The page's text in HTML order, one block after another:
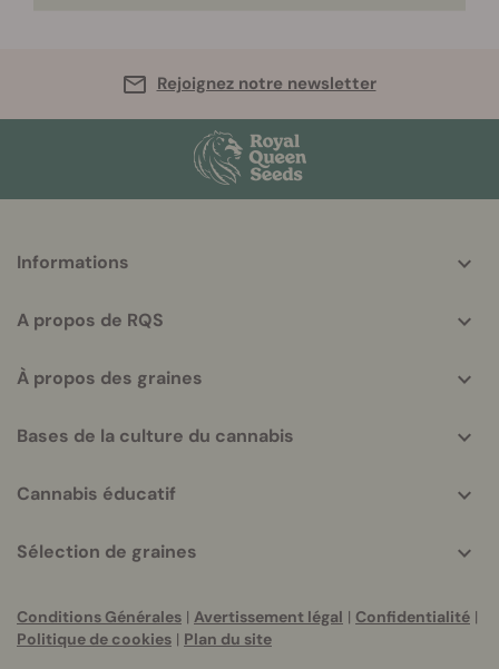
Rejoignez notre newsletter
helpful
Informations
A propos de RQS
À propos des graines
Bases de la culture du cannabis
Cannabis éducatif
Sélection de graines
Conditions Générales | Avertissement légal | Confidentialité |
Politique de cookies | Plan du site